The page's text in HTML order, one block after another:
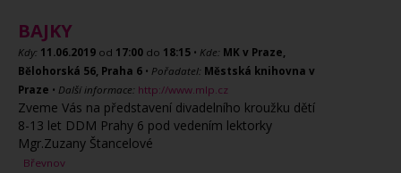
BAJKY
Kdy: 11.06.2019 od 17:00 do 18:15 • Kde: MK v Praze,
Bělohorská 56, Praha 6 • Pořadatel: Městská knihovna v
Praze • Další informace: http://www.mlp.cz
Zveme Vás na představení divadelního kroužku dětí
8-13 let DDM Prahy 6 pod vedením lektorky
Mgr.Zuzany Štancelové
Břevnov